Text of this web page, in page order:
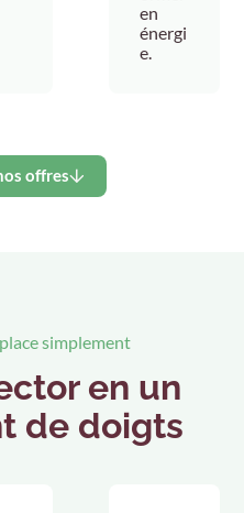
en
énergi
e.
offres
simplement
en un
de doigts